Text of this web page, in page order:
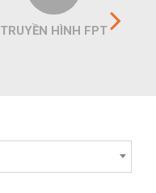
TRUYỀN HÌNH FPT